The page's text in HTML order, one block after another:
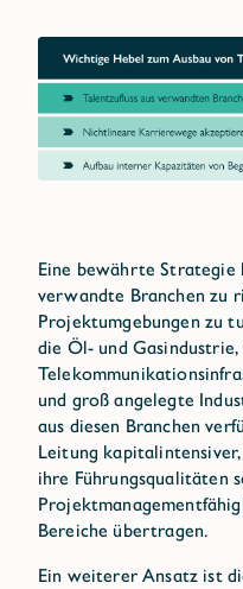
Eine bewährte Strategie
verwandte Branchen zu
Projektumgebungen zu
die Öl- und Gasindustrie,
und groß angelegte
aus diesen Branchen
Leitung
ihre Führungsqualitäten
Bereiche übertragen.
Ein weiterer Ansatz ist